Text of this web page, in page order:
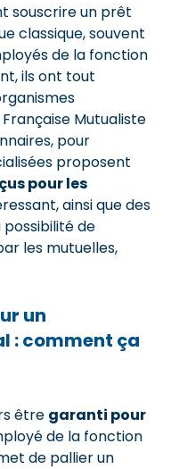
souscrire un prêt
classique, souvent
de la fonction
ils ont tout
Mutualiste
pour
proposent
pour les
ainsi que des
de
les mutuelles,
un
: comment ça
être garanti pour
de la fonction
de pallier un